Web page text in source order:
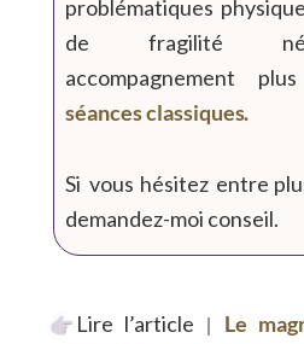
problématiques
de
fragilité
accompagnement
plus
séances classiques.
Si vous hésitez entre
demandez-moi conseil.
Lire l’article Le